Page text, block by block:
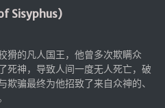
Sisyphus)
猾的凡人国王，他曾多次欺瞒众
死神，导致人间一度无人死亡，破
欺骗最终为他招致了来自众神的、